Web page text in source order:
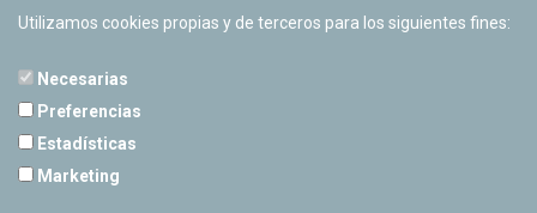
Utilizamos cookies propias y de terceros para los siguientes fines:
Necesarias
Preferencias
Estadísticas
Marketing